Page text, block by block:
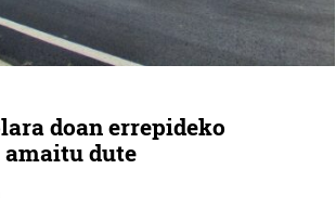
doan errepideko
dute